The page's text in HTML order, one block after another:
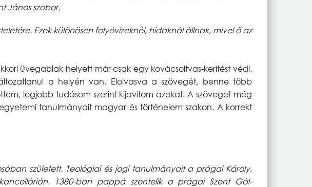
János szobor.
Ezek különösen folyóvizeknél, hidaknál állnak, mivel ő az
üvegablak helyett már csak egy kovácsoltvas-kerítést védi.
a helyén van. Elolvasva a szövegét, benne több
legjobb tudásom szerint kijavítom azokat. A szöveget még
tanulmányait magyar és történelem szakon. A korrekt
született. Teológiai és jogi tanulmányait a prágai Károly,
1380-ban pappá szentelik a prágai Szent Gál-